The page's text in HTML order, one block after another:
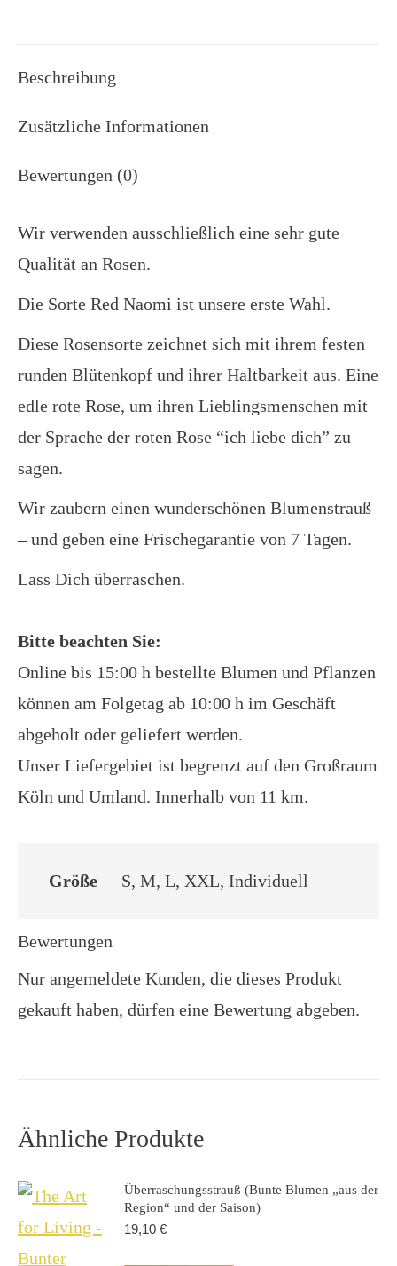
Beschreibung
Zusätzliche Informationen
Bewertungen (0)
Wir verwenden ausschließlich eine sehr gute
Qualität an Rosen.
Die Sorte Red Naomi ist unsere erste Wahl.
Diese Rosensorte zeichnet sich mit ihrem festen
runden Blütenkopf und ihrer Haltbarkeit aus. Eine
edle rote Rose, um ihren Lieblingsmenschen mit
der Sprache der roten Rose “ich liebe dich” zu
sagen.
Wir zaubern einen wunderschönen Blumenstrauß
– und geben eine Frischegarantie von 7 Tagen.
Lass Dich überraschen.
Bitte beachten Sie:
Online bis 15:00 h bestellte Blumen und Pflanzen
können am Folgetag ab 10:00 h im Geschäft
abgeholt oder geliefert werden.
Unser Liefergebiet ist begrenzt auf den Großraum
Köln und Umland. Innerhalb von 11 km.
Größe S, M, L, XXL, Individuell
Bewertungen
Nur angemeldete Kunden, die dieses Produkt
gekauft haben, dürfen eine Bewertung abgeben.
Ähnliche Produkte
Überraschungsstrauß (Bunte Blumen „aus der
Region“ und der Saison)
19,10 €